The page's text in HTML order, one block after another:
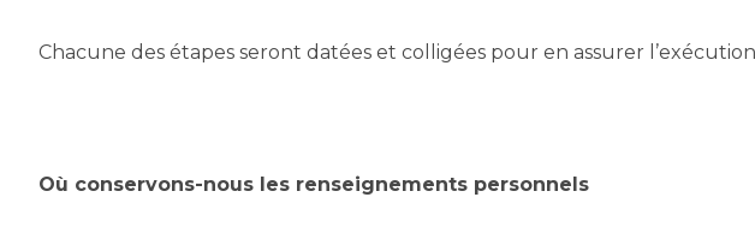
Chacune des étapes seront datées et colligées pour en assurer
Où conservons-nous les renseignements personnels